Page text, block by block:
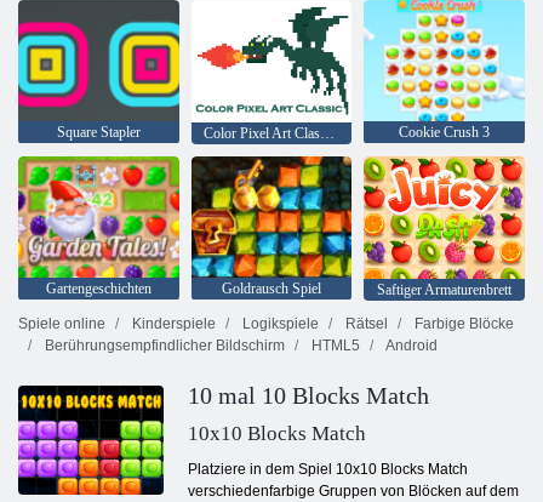
Square Stapler Color Pixel Art Classic Classic Cookie Crush 3
Gartengeschichten Goldrausch Spiel
Saftiger Armaturenbrett
Spiele online
Kinderspiele Logikspiele Rätsel
Farbige Blöcke
Berührungsempfindlicher Bildschirm
HTML5 Android
10 mal 10 Blocks Match
10x10 Blocks Match
Platziere in dem Spiel 10x10 Blocks Match
verschiedenfarbige Gruppen von Blöcken auf dem